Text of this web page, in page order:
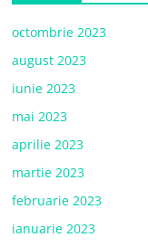
octombrie 2023
august 2023
iunie 2023
mai 2023
aprilie 2023
martie 2023
februarie 2023
ianuarie 2023